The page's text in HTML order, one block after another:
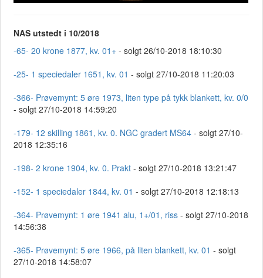
NAS utstedt i 10/2018
-65- 20 krone 1877, kv. 01+ - solgt 26/10-2018 18:10:30
-25- 1 speciedaler 1651, kv. 01 - solgt 27/10-2018 11:20:03
-366- Prøvemynt: 5 øre 1973, liten type på tykk blankett, kv. 0/0
- solgt 27/10-2018 14:59:20
-179- 12 skilling 1861, kv. 0. NGC gradert MS64 - solgt 27/10-
2018 12:35:16
-198- 2 krone 1904, kv. 0. Prakt - solgt 27/10-2018 13:21:47
-152- 1 speciedaler 1844, kv. 01 - solgt 27/10-2018 12:18:13
-364- Prøvemynt: 1 øre 1941 alu, 1+/01, riss - solgt 27/10-2018
14:56:38
-365- Prøvemynt: 5 øre 1966, på liten blankett, kv. 01 - solgt
27/10-2018 14:58:07